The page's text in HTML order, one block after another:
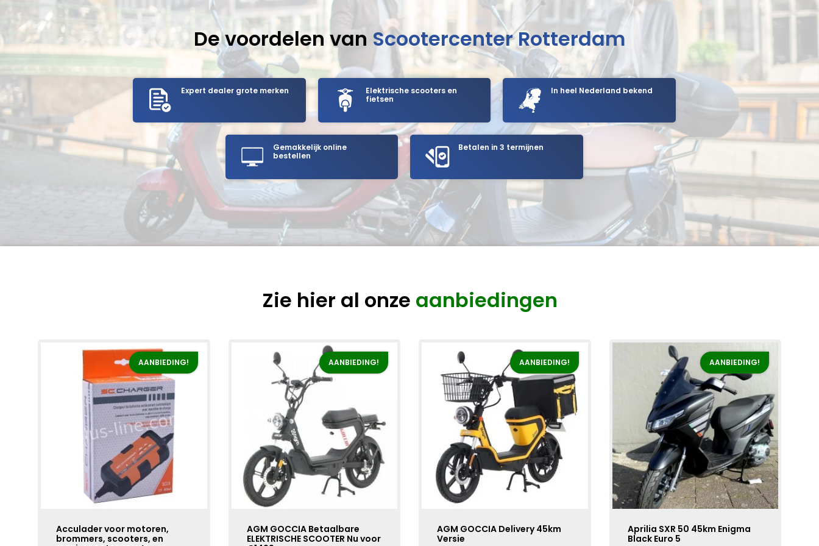
De voordelen van Scootercenter Rotterdam
Expert dealer grote merken
Elektrische scooters en
fietsen
In heel Nederland bekend
Gemakkelijk online
bestellen
Betalen in 3 termijnen
Zie hier al onze aanbiedingen
AANBIEDING!
Acculader voor motoren,
brommers, scooters, en
AANBIEDING!
AGM GOCCIA Betaalbare
ELEKTRISCHE SCOOTER Nu voor
AANBIEDING!
AGM GOCCIA Delivery 45km
Versie
AANBIEDING!
Aprilia SXR 50 45km Enigma
Black Euro 5